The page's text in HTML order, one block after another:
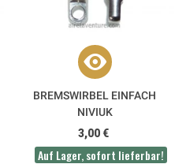
BREMSWIRBEL EINFACH
NIVIUK
3,00 €
Auf Lager, sofort lieferbar!